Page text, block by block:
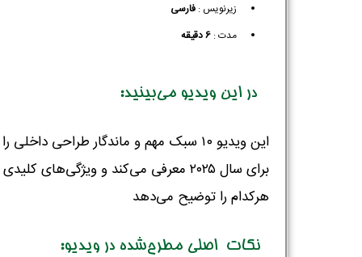
زیرنویس :‌ فارسی
مدت : 6 دقیقه
در این ویدیو می‌بینید:
این ویدیو ۱۰ سبک مهم و ماندگار طراحی داخلی را
برای سال ۲۰۲۵ معرفی می‌کند و ویژگی‌های کلیدی
هرکدام را توضیح می‌دهد
نکات اصلی مطرح‌شده در ویدیو: